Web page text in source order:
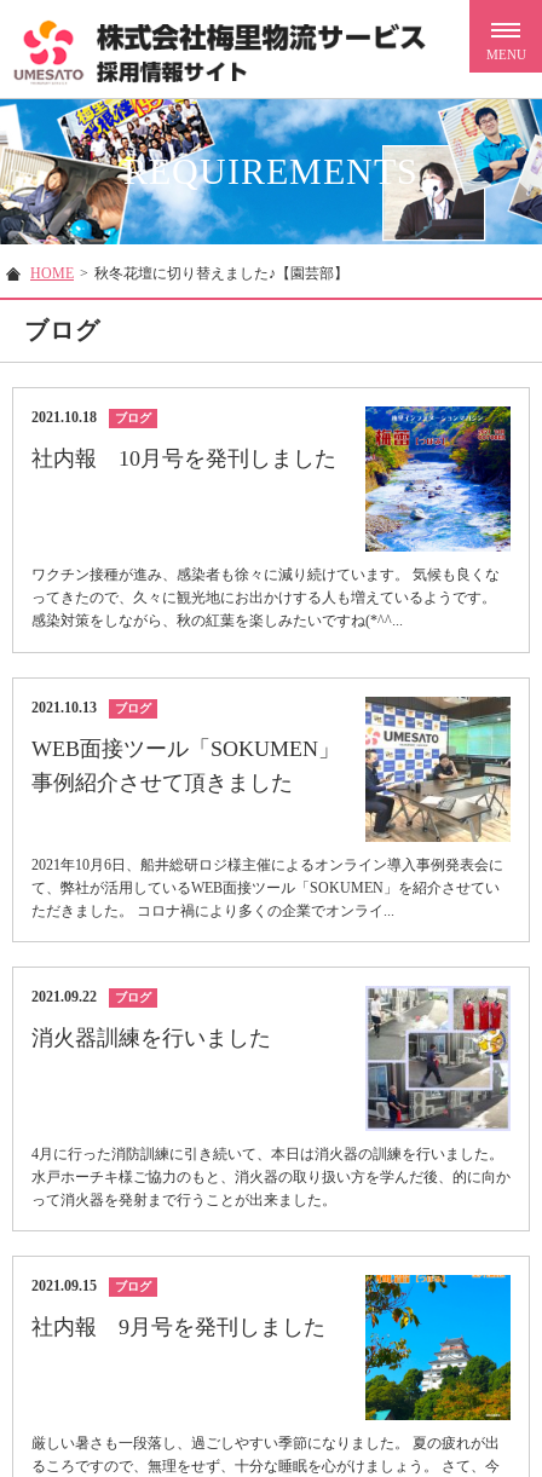
REQUIREMENTS
HOME > 秋冬花壇に切り替えました♪【園芸部】
ブログ
2021.10.18 ブログ
社内報 10月号を発刊しました
ワクチン接種が進み、感染者も徐々に減り続けています。 気候も良くな
ってきたので、久々に観光地にお出かけする人も増えているようです。
感染対策をしながら、秋の紅葉を楽しみたいですね(*^^...
2021.10.13 ブログ
WEB面接ツール「SOKUMEN」
事例紹介させて頂きました
2021年10月6日、船井総研ロジ様主催によるオンライン導入事例発表会に
て、弊社が活用しているWEB面接ツール「SOKUMEN」を紹介させてい
ただきました。 コロナ禍により多くの企業でオンライ...
2021.09.22 ブログ
消火器訓練を行いました
4月に行った消防訓練に引き続いて、本日は消火器の訓練を行いました。
水戸ホーチキ様ご協力のもと、消火器の取り扱い方を学んだ後、的に向か
って消火器を発射まで行うことが出来ました。
2021.09.15 ブログ
社内報 9月号を発刊しました
厳しい暑さも一段落し、過ごしやすい季節になりました。 夏の疲れが出
るころですので、無理をせず、十分な睡眠を心がけましょう。 さて、今